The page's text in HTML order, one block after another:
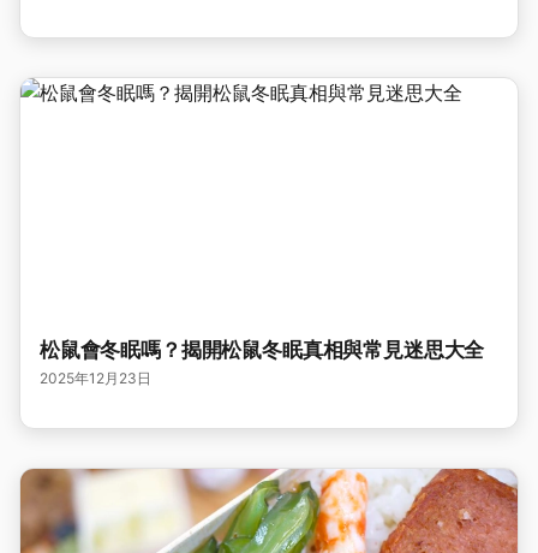
松鼠會冬眠嗎？揭開松鼠冬眠真相與常見迷思大全
2025年12月23日